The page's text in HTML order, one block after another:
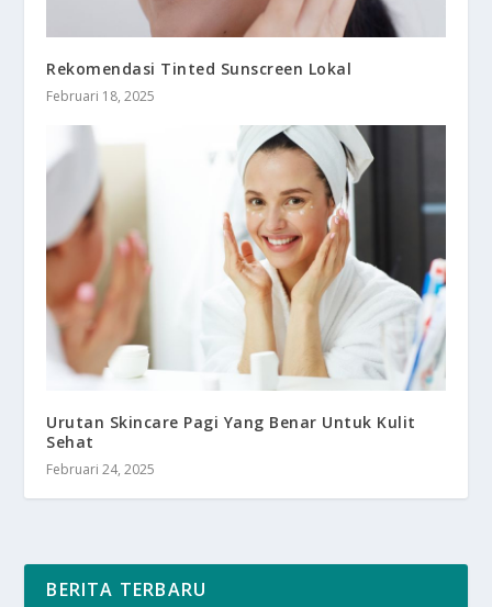
Rekomendasi Tinted Sunscreen Lokal
Februari 18, 2025
Urutan Skincare Pagi Yang Benar Untuk Kulit
Sehat
Februari 24, 2025
BERITA TERBARU